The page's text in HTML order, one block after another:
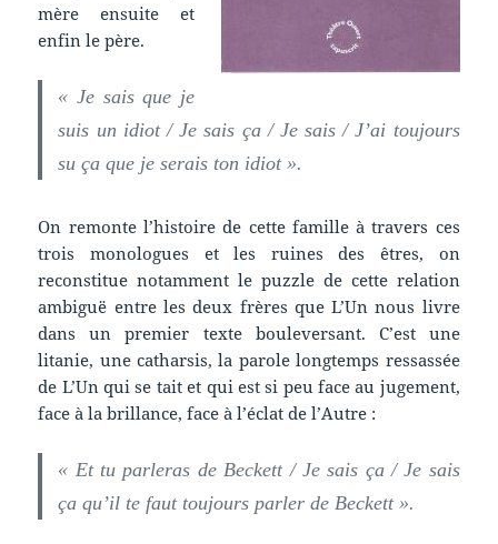
mère ensuite et
enfin le père.
« Je sais que je
suis un idiot / Je sais ça / Je sais / J’ai toujours
su ça que je serais ton idiot ».
On remonte l’histoire de cette famille à travers ces
trois monologues et les ruines des êtres, on
reconstitue notamment le puzzle de cette relation
ambiguë entre les deux frères que L’Un nous livre
dans un premier texte bouleversant. C’est une
litanie, une catharsis, la parole longtemps ressassée
de L’Un qui se tait et qui est si peu face au jugement,
face à la brillance, face à l’éclat de l’Autre :
« Et tu parleras de Beckett / Je sais ça / Je sais
ça qu’il te faut toujours parler de Beckett ».